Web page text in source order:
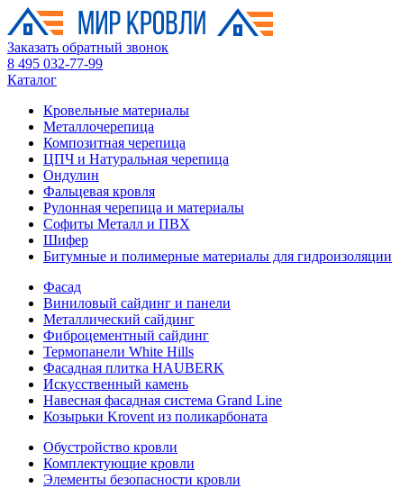
Заказать обратный звонок
8 495 032-77-99
Каталог
Кровельные материалы
Металлочерепица
Композитная черепица
ЦПЧ и Натуральная черепица
Ондулин
Фальцевая кровля
Рулонная черепица и материалы
Софиты Металл и ПВХ
Шифер
Битумные и полимерные материалы для гидроизоляции
Фасад
Виниловый сайдинг и панели
Металлический сайдинг
Фиброцементный сайдинг
Термопанели White Hills
Фасадная плитка HAUBERK
Искусственный камень
Навесная фасадная система Grand Line
Козырьки Krovent из поликарбоната
Обустройство кровли
Комплектующие кровли
Элементы безопасности кровли